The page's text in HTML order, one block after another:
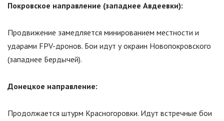
Покровское направление (западнее Авдеевки):
Продвижение замедляется минированием местности и
ударами FPV-дронов. Бои идут у окраин Новопокровского
(западнее Бердычей).
Донецкое направление:
Продолжается штурм Красногоровки. Идут встречные бои